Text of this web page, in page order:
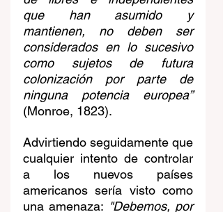
que han asumido y
mantienen, no deben ser
considerados en lo sucesivo
como sujetos de futura
colonización por parte de
ninguna potencia europea”
(Monroe, 1823).
Advirtiendo seguidamente que
cualquier intento de controlar
a los nuevos países
americanos sería visto como
una amenaza: "Debemos, por